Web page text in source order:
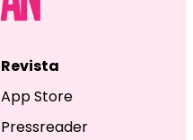
Revista
App Store
Pressreader